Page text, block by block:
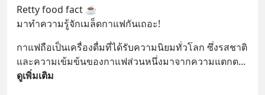
Retty food fact ☕️
มาทำความรู้จักเมล็ดกาแฟกันเถอะ!
กาแฟถือเป็นเครื่องดื่มที่ได้รับความนิยมทั่วโลก ซึ่งรสชาติ
และความเข้มข้นของกาแฟส่วนหนึ่งมาจากความแตกต...
ดูเพิ่มเติม